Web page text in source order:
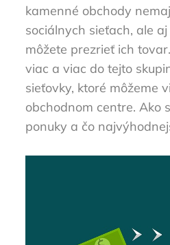
kamenné obchody
sociálnych sieťach, ale
môžete prezrieť ich
viac a viac do tejto
sieťovky, ktoré môžeme
obchodnom centre. Ako
ponuky a čo